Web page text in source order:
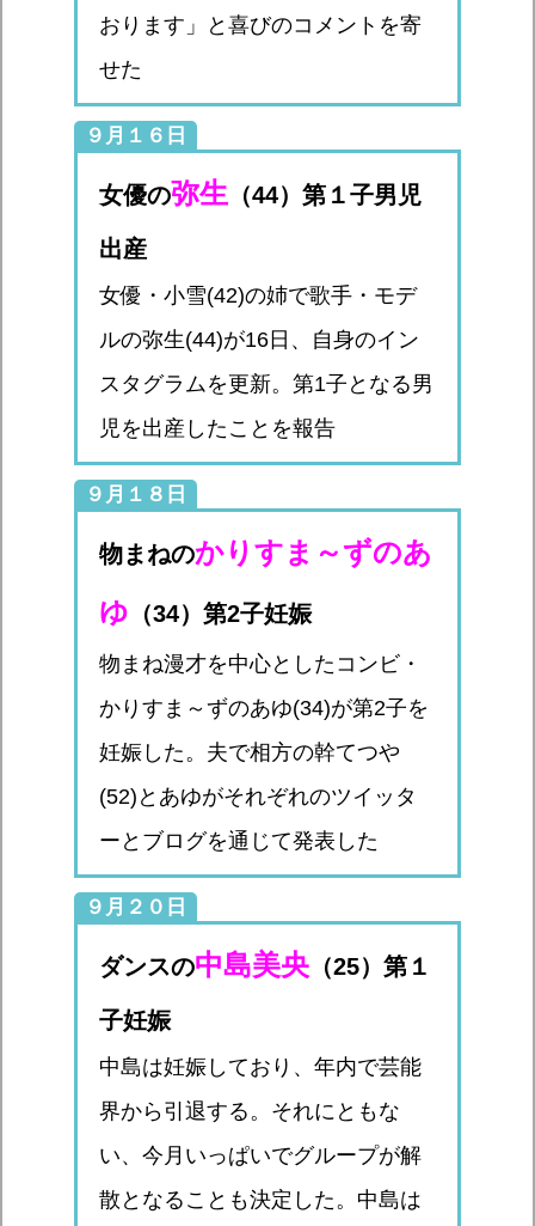
おります」と喜びのコメントを寄
せた
９月１６日
女優の弥生 （44）第１子男児
出産
女優・小雪(42)の姉で歌手・モデ
ルの弥生(44)が16日、自身のイン
スタグラムを更新。第1子となる男
児を出産したことを報告
９月１８日
物まねのかりすま～ずのあ
ゆ （34）第2子妊娠
物まね漫才を中心としたコンビ・
かりすま～ずのあゆ(34)が第2子を
妊娠した。夫で相方の幹てつや
(52)とあゆがそれぞれのツイッタ
ーとブログを通じて発表した
９月２０日
ダンスの中島美央 （25）第１
子妊娠
中島は妊娠しており、年内で芸能
界から引退する。それにともな
い、今月いっぱいでグループが解
散となることも決定した。中島は